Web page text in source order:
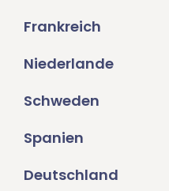
Frankreich
Niederlande
Schweden
Spanien
Deutschland